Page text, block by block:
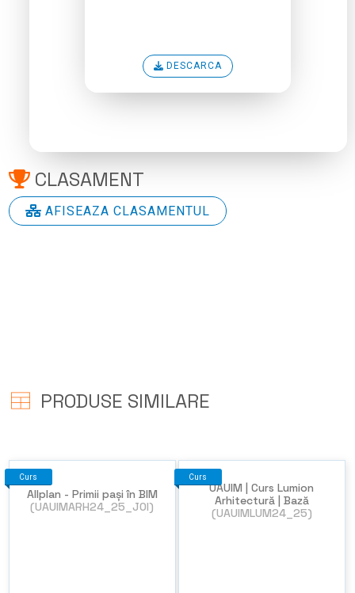
DESCARCA
CLASAMENT
AFISEAZA CLASAMENTUL
PRODUSE SIMILARE
Curs
Allplan - Primii pași în BIM
(UAUIMARH24_25_JOI)
Curs
UAUIM | Curs Lumion
Arhitectură | Bază
(UAUIMLUM24_25)